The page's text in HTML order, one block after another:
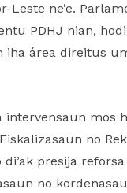
ne’e.
PDHJ nian,
área direitus
intervensaun mos
no
di’ak presija
no